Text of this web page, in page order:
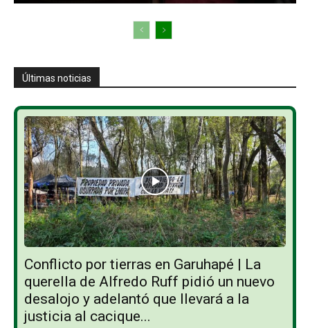
Últimas noticias
Conflicto por tierras en Garuhapé | La
querella de Alfredo Ruff pidió un nuevo
desalojo y adelantó que llevará a la
justicia al cacique...